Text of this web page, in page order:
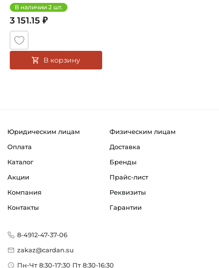
В наличии 2 шт.
3 151.15 ₽
В корзину
Юридическим лицам
Физическим лицам
Оплата
Доставка
Каталог
Бренды
Акции
Прайс-лист
Компания
Реквизиты
Контакты
Гарантии
8-4912-47-37-06
zakaz@cardan.su
Пн-Чт 8:30-17:30 Пт 8:30-16:30